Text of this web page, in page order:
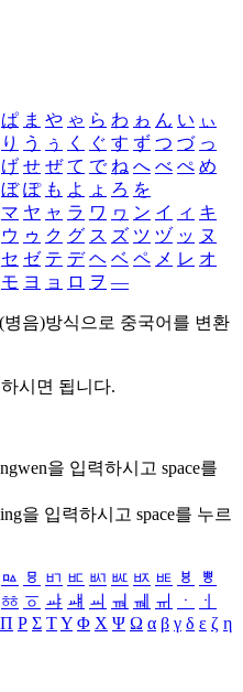
ぱ ま や ゃ ら わ ゎ ん い ぃ
り う ぅ く ぐ す ず つ づ っ
げ せ ぜ て で ね へ べ ぺ め
ぼ ぽ も よ ょ ろ を
マ ヤ ャ ラ ワ ヮ ン イ ィ キ
ウ ゥ ク グ ス ズ ツ ヅ ッ ヌ
セ ゼ テ デ ヘ ベ ペ メ レ オ
モ ヨ ョ ロ ヲ ―
병음)방식으로 중국어를 변환
시면 됩니다.
을 입력하시고 space를
을 입력하시고 space를 누르
ㅰ ㅱ ㅲ ㅳ ㅴ ㅵ ㅶ ㅷ ㅸ
ㅹ
ㆅ ㆆ ㆇ ㆈ ㆉ ㆊ ㆋ ㆌ ㆍ
ㆎ
Π Ρ Σ ΤΥ Φ Χ Ψ Ω α β γ δ ε ζ η